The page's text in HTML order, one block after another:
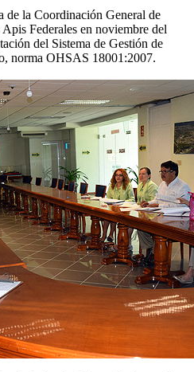
de la Coordinación General de
Federales en noviembre del
del Sistema de Gestión de
norma OHSAS 18001:2007.